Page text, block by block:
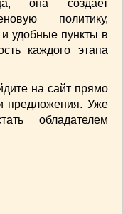
она создает
политику,
удобные пункты в
каждого этапа
на сайт прямо
предложения. Уже
обладателем